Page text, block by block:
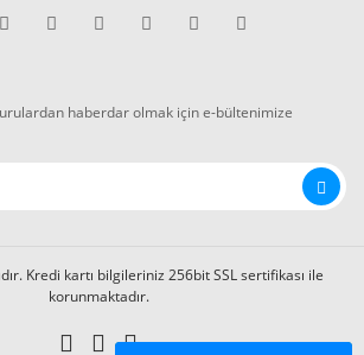
haberdar olmak için e-bültenimize
Kredi kartı bilgileriniz 256bit SSL sertifikası ile
korunmaktadır.